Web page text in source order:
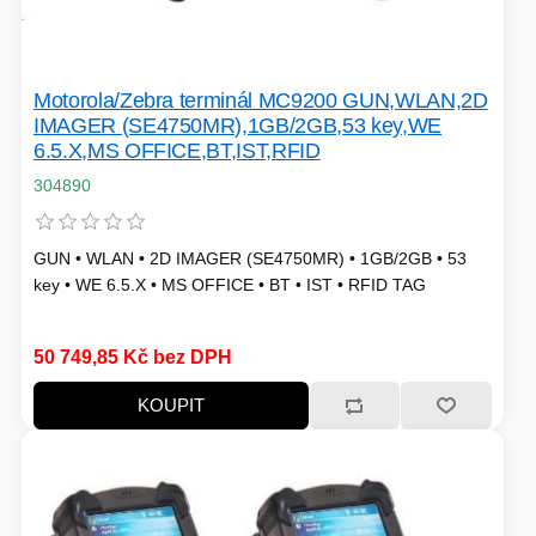
PC A NOTEBOOKY
HERNÍ GAMEPADY
MS COPILOT
KANCELÁŘSKÁ TECHNIKA
KOMERČNÍ PANELY
PRODLUŽOVACÍ PŘÍVOD
LEDNIČKY
Motorola/Zebra terminál MC9200 GUN,WLAN,2D
IMAGER (SE4750MR),1GB/2GB,53 key,WE
6.5.X,MS OFFICE,BT,IST,RFID
304890
GUN • WLAN • 2D IMAGER (SE4750MR) • 1GB/2GB • 53
key • WE 6.5.X • MS OFFICE • BT • IST • RFID TAG
50 749,85 Kč bez DPH
KOUPIT